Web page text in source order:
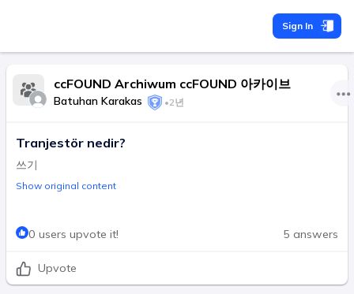
Sign In
ccFOUND Archiwum ccFOUND 아카이브
Batuhan Karakas •2년
Tranjestör nedir?
쓰기
Show original content
0 users upvote it! 5 answers
Upvote